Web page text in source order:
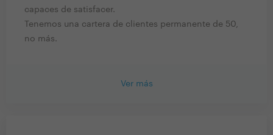
capaces de satisfacer.
Tenemos una cartera de clientes permanente de 50,
no más.
Ver más